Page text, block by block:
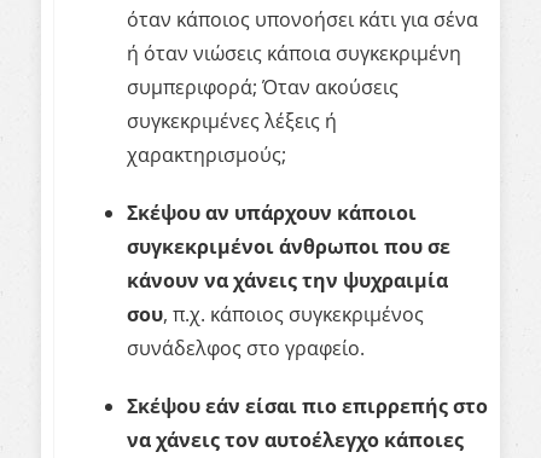
όταν κάποιος υπονοήσει κάτι για σένα
ή όταν νιώσεις κάποια συγκεκριμένη
συμπεριφορά; Όταν ακούσεις
συγκεκριμένες λέξεις ή
χαρακτηρισμούς;
Σκέψου αν υπάρχουν κάποιοι
συγκεκριμένοι άνθρωποι που σε
κάνουν να χάνεις την ψυχραιμία
σου, π.χ. κάποιος συγκεκριμένος
συνάδελφος στο γραφείο.
Σκέψου εάν είσαι πιο επιρρεπής στο
να χάνεις τον αυτοέλεγχο κάποιες